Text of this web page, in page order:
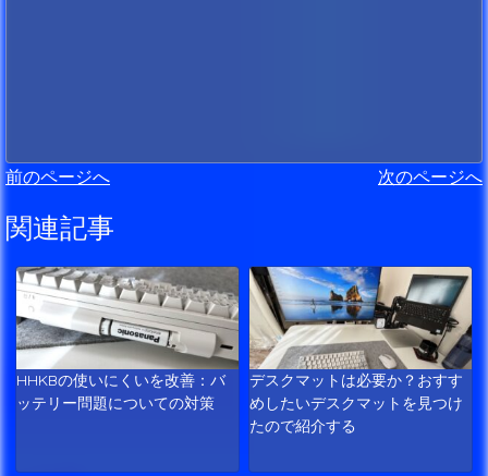
前のページへ 次のページへ
関連記事
HHKBの使いにくいを改善：バ
ッテリー問題についての対策
デスクマットは必要か？おすす
めしたいデスクマットを見つけ
たので紹介する